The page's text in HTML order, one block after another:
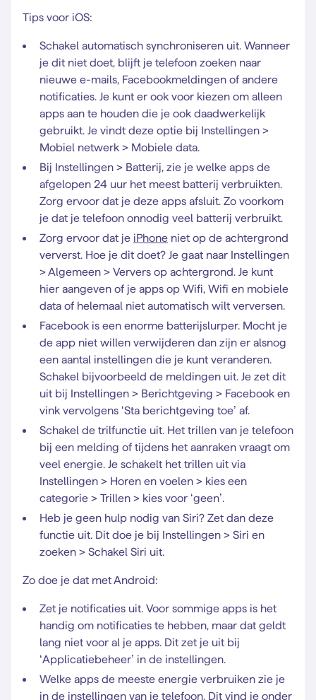
Tips voor iOS:
Schakel automatisch synchroniseren uit. Wanneer
je dit niet doet, blijft je telefoon zoeken naar
nieuwe e-mails, Facebookmeldingen of andere
notificaties. Je kunt er ook voor kiezen om alleen
apps aan te houden die je ook daadwerkelijk
gebruikt. Je vindt deze optie bij Instellingen >
Mobiel netwerk > Mobiele data.
Bij Instellingen > Batterij, zie je welke apps de
afgelopen 24 uur het meest batterij verbruikten.
Zorg ervoor dat je deze apps afsluit. Zo voorkom
je dat je telefoon onnodig veel batterij verbruikt.
Zorg ervoor dat je iPhone niet op de achtergrond
ververst. Hoe je dit doet? Je gaat naar Instellingen
> Algemeen > Ververs op achtergrond. Je kunt
hier aangeven of je apps op Wifi, Wifi en mobiele
data of helemaal niet automatisch wilt verversen.
Facebook is een enorme batterijslurper. Mocht je
de app niet willen verwijderen dan zijn er alsnog
een aantal instellingen die je kunt veranderen.
Schakel bijvoorbeeld de meldingen uit. Je zet dit
uit bij Instellingen > Berichtgeving > Facebook en
vink vervolgens ‘Sta berichtgeving toe’ af.
Schakel de trilfunctie uit. Het trillen van je telefoon
bij een melding of tijdens het aanraken vraagt om
veel energie. Je schakelt het trillen uit via
Instellingen > Horen en voelen > kies een
categorie > Trillen > kies voor ‘geen’.
Heb je geen hulp nodig van Siri? Zet dan deze
functie uit. Dit doe je bij Instellingen > Siri en
zoeken > Schakel Siri uit.
Zo doe je dat met Android:
Zet je notificaties uit. Voor sommige apps is het
handig om notificaties te hebben, maar dat geldt
lang niet voor al je apps. Dit zet je uit bij
‘Applicatiebeheer’ in de instellingen.
Welke apps de meeste energie verbruiken zie je
in de instellingen van je telefoon. Dit vind je onder